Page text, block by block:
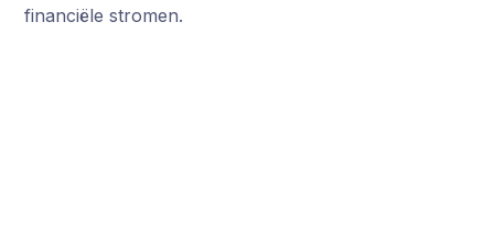
financiële stromen.